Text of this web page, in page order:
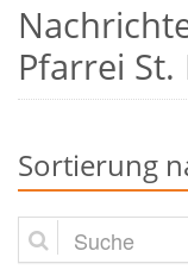
Pfarrei St.
Sortierung
Suche